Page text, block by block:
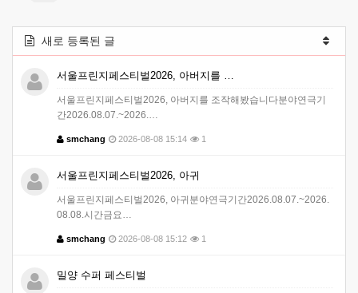
새로 등록된 글
서울프린지페스티벌2026, 아버지를 …
서울프린지페스티벌2026, 아버지를 조작해봤습니다분야연극기
간2026.08.07.~2026.…
smchang 2026-08-08 15:14 1
서울프린지페스티벌2026, 아귀
서울프린지페스티벌2026, 아귀분야연극기간2026.08.07.~2026.
08.08.시간금요…
smchang 2026-08-08 15:12 1
밀양 수퍼 페스티벌